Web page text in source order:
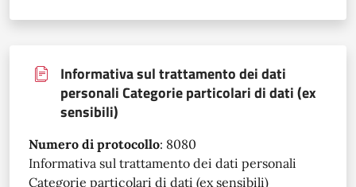
Informativa sul trattamento dei dati
personali Categorie particolari di dati (ex
sensibili)
Numero di protocollo: 8080
Informativa sul trattamento dei dati personali
Categorie particolari di dati (ex sensibili)